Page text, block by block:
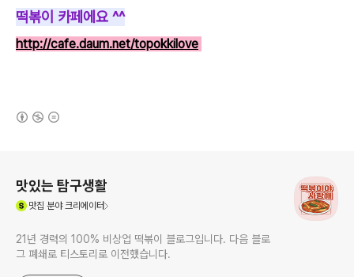
떡볶이 카페에요 ^^
http://cafe.daum.net/topokkilove
맛있는 탐구생활
맛집 분야 크리에이터
21년 경력의 100% 비상업 떡볶이 블로그입니다. 다음 블로
그 폐쇄로 티스토리로 이전했습니다.